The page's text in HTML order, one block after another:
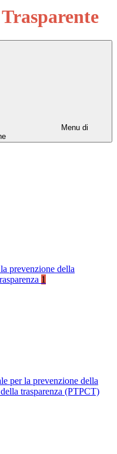
Menu di
prevenzione della
1
per la prevenzione della
trasparenza (PTPCT)